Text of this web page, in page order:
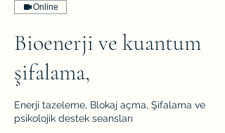
Online
Bioenerji ve kuantum
şifalama,
Enerji tazeleme, Blokaj açma, Şifalama ve
psikolojik destek seansları